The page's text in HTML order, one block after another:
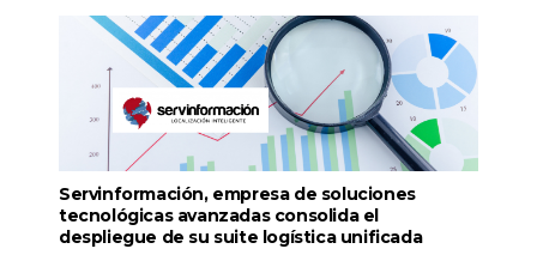
Servinformación, empresa de soluciones
tecnológicas avanzadas consolida el
despliegue de su suite logística unificada